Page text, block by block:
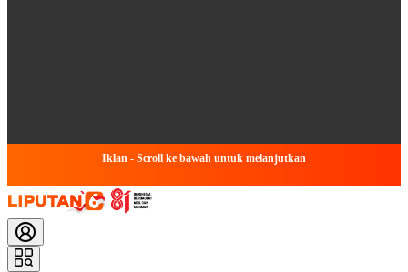
Iklan - Scroll ke bawah untuk melanjutkan